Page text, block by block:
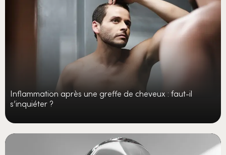
Inflammation après une greffe de cheveux : faut-il
s’inquiéter ?